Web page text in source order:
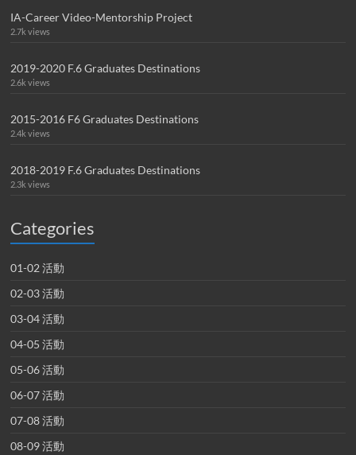
IA-Career Video-Mentorship Project
2.7k views
2019-2020 F.6 Graduates Destinations
2.6k views
2015-2016 F6 Graduates Destinations
2.4k views
2018-2019 F.6 Graduates Destinations
2.3k views
Categories
01-02 活動
02-03 活動
03-04 活動
04-05 活動
05-06 活動
06-07 活動
07-08 活動
08-09 活動